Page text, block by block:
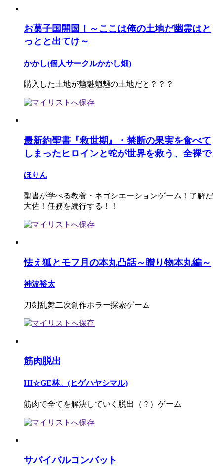
お菓子国開国！～ここは俺の土地だ幽霊はと
っとと出てけ～
かかし(個人サークルかかし畑)
購入した土地が魑魅魍魎の土地だと？？？
最新約聖書『救世期』・禁断の果実を食べて
しまったヒロインと蛇が世界を救う、全裸で
ほりん
聖書が学べる教養・ネゴシエーションゲーム！了解だ
大佐！任務を続行する！！
怯え狐とモフ月の本丸凸話～贈り物本丸編～
神波裕太
刀剣乱舞二次創作ホラー探索ゲーム
筋肉脱出
HI☆GE林。(ヒゲハヤシマル)
筋肉で全てを解決していく脱出（？）ゲーム
サバイバルコンバット